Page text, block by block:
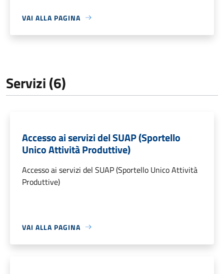
VAI ALLA PAGINA
Servizi (6)
Accesso ai servizi del SUAP (Sportello
Unico Attività Produttive)
Accesso ai servizi del SUAP (Sportello Unico Attività
Produttive)
VAI ALLA PAGINA